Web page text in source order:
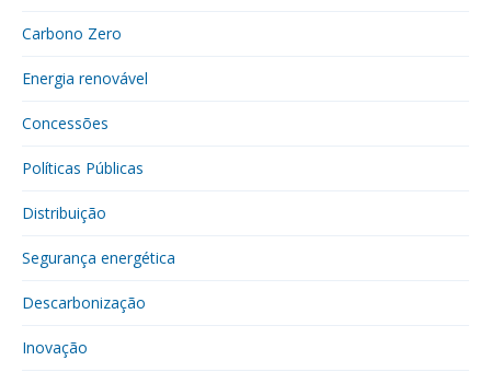
Carbono Zero
Energia renovável
Concessões
Políticas Públicas
Distribuição
Segurança energética
Descarbonização
Inovação